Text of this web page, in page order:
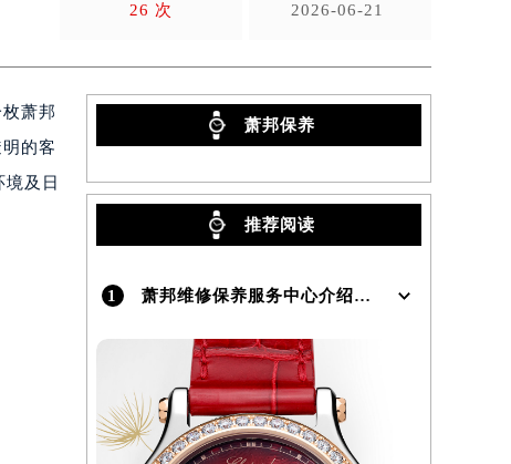
26 次 2026-06-21
萧邦
的客
及日
萧邦保养
推荐阅读
1 萧邦维修保养服务中心介绍 | Chopard